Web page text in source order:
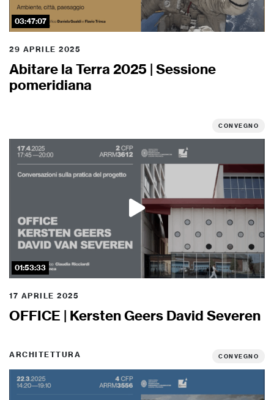
03:47:07
29 APRILE 2025
Abitare la Terra 2025 | Sessione
pomeridiana
CONVEGNO
01:53:33
17 APRILE 2025
OFFICE | Kersten Geers David Severen
ARCHITETTURA CONVEGNO